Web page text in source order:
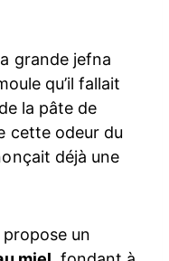
grande jefna
qu’il fallait
la pâte de
cette odeur du
déjà une
un